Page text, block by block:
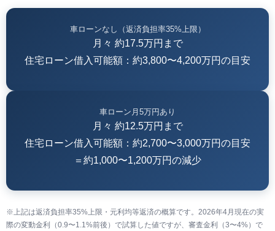
車ローンなし（返済負担率35%上限）
月々 約17.5万円まで
住宅ローン借入可能額：約3,800〜4,200万円の目安
車ローン月5万円あり
月々 約12.5万円まで
住宅ローン借入可能額：約2,700〜3,000万円の目安
＝約1,000〜1,200万円の減少
※上記は返済負担率35%上限・元利均等返済の概算です。2026年4月現在の実
際の変動金利（0.9〜1.1%前後）で試算した値ですが、審査金利（3〜4%）で